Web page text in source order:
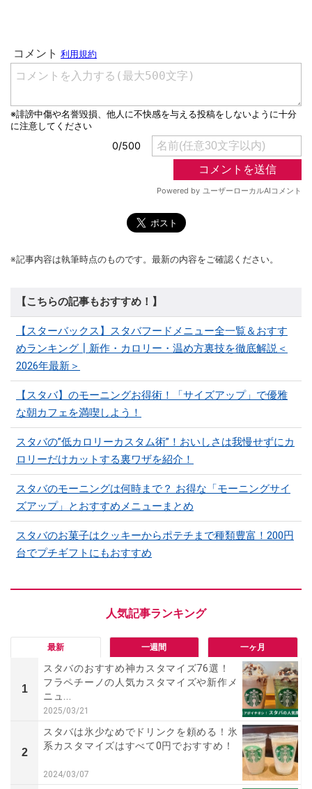
※記事内容は執筆時点のものです。最新の内容をご確認ください。
【こちらの記事もおすすめ！】
【スターバックス】スタバフードメニュー全一覧＆おすす
めランキング┃新作・カロリー・温め方裏技を徹底解説＜
2026年最新＞
【スタバ】のモーニングお得術！「サイズアップ」で優雅
な朝カフェを満喫しよう！
スタバの”低カロリーカスタム術”！おいしさは我慢せずにカ
ロリーだけカットする裏ワザを紹介！
スタバのモーニングは何時まで？ お得な「モーニングサイ
ズアップ」とおすすめメニューまとめ
スタバのお菓子はクッキーからポテチまで種類豊富！200円
台でプチギフトにもおすすめ
最新 一週間 一ヶ月
1
スタバのおすすめ神カスタマイズ76選！
フラペチーノの人気カスタマイズや新作メ
ニュ...
2025/03/21
2
スタバは氷少なめでドリンクを頼める！氷
系カスタマイズはすべて0円でおすすめ！
2024/03/07